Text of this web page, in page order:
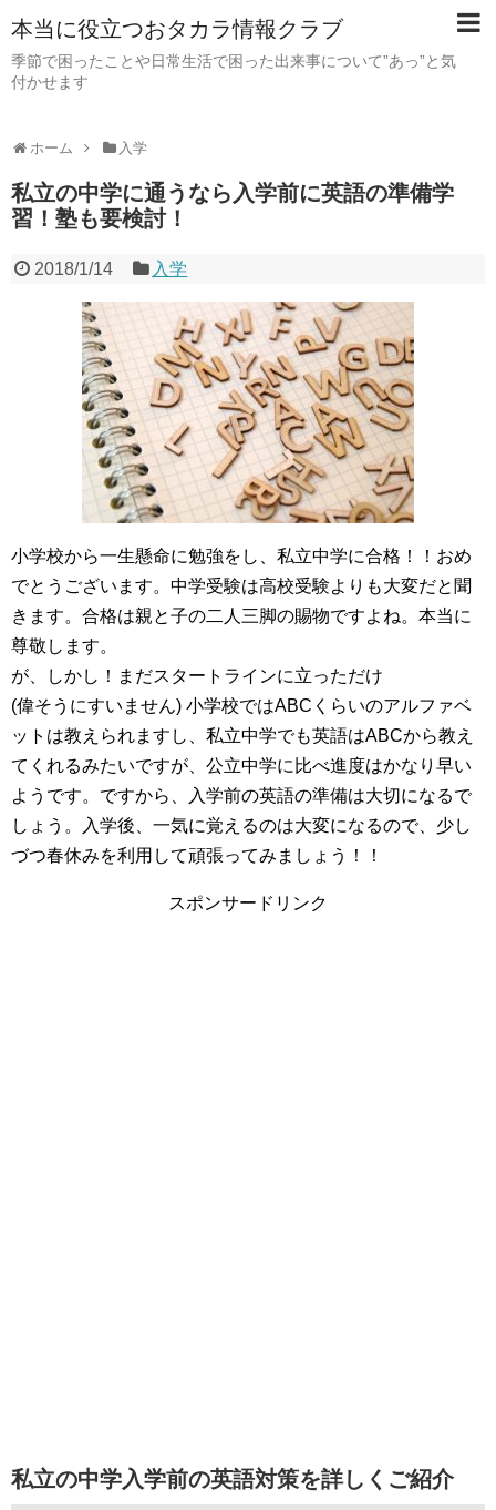
本当に役立つおタカラ情報クラブ
季節で困ったことや日常生活で困った出来事について”あっ”と気
付かせます
ホーム 入学
私立の中学に通うなら入学前に英語の準備学
習！塾も要検討！
2018/1/14 入学
小学校から一生懸命に勉強をし、私立中学に合格！！おめ
でとうございます。中学受験は高校受験よりも大変だと聞
きます。合格は親と子の二人三脚の賜物ですよね。本当に
尊敬します。
が、しかし！まだスタートラインに立っただけ
(偉そうにすいません) 小学校ではABCくらいのアルファベ
ットは教えられますし、私立中学でも英語はABCから教え
てくれるみたいですが、公立中学に比べ進度はかなり早い
ようです。ですから、入学前の英語の準備は大切になるで
しょう。入学後、一気に覚えるのは大変になるので、少し
づつ春休みを利用して頑張ってみましょう！！
スポンサードリンク
私立の中学入学前の英語対策を詳しくご紹介